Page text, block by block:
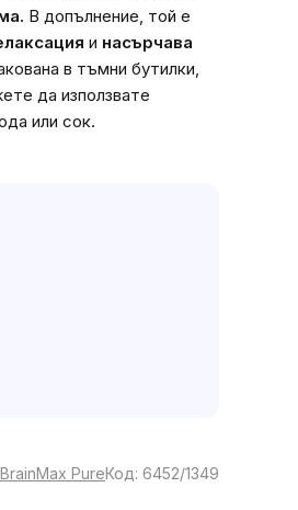
В допълнение, той е
и насърчава
в тъмни бутилки,
да използвате
или сок.
BrainMax PureКод: 6452/1349